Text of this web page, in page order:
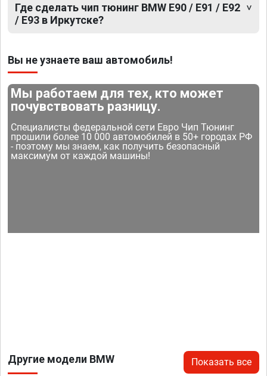
Где сделать чип тюнинг BMW E90 / E91 / E92
/ E93 в Иркутске?
Вы не узнаете ваш автомобиль!
Мы работаем для тех, кто может
почувствовать разницу.
Специалисты федеральной сети Евро Чип Тюнинг
прошили более 10 000 автомобилей в 50+ городах РФ
- поэтому мы знаем, как получить безопасный
максимум от каждой машины!
Другие модели BMW Показать все